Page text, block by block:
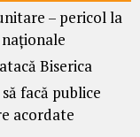
– pericol la
Biserica
facă publice
acordate